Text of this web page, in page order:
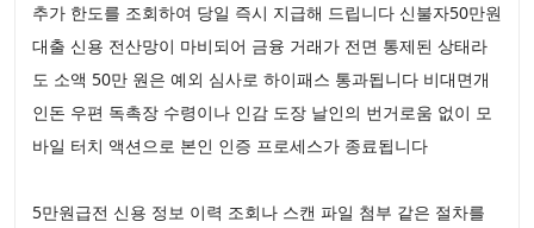
추가 한도를 조회하여 당일 즉시 지급해 드립니다 신불자50만원
대출 신용 전산망이 마비되어 금융 거래가 전면 통제된 상태라
도 소액 50만 원은 예외 심사로 하이패스 통과됩니다 비대면개
인돈 우편 독촉장 수령이나 인감 도장 날인의 번거로움 없이 모
바일 터치 액션으로 본인 인증 프로세스가 종료됩니다
5만원급전 신용 정보 이력 조회나 스캔 파일 첨부 같은 절차를